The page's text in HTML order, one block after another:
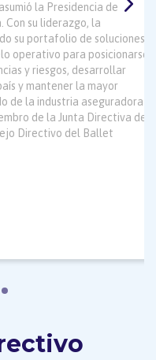
la Presidencia de
Con su liderazgo, la
su portafolio de soluciones
operativo para posicionarse
y riesgos, desarrollar
y mantener la mayor
de la industria aseguradora
de la Junta Directiva de
Directivo del Ballet